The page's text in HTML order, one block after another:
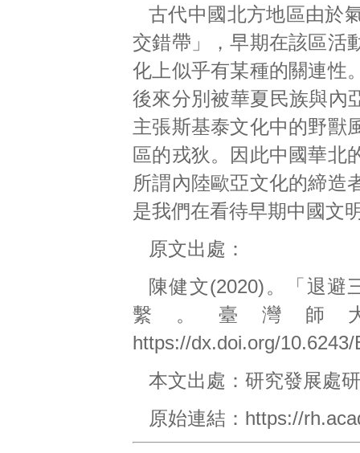
古代中國北方地區由於
交錯帶」，早期在該區活
化上似乎有某種的關連性
後來分別被華夏民族與內
主張斯基泰文化中的野獸
區的戎狄。因此中國華北
所謂內陸歐亞文化的締造
是我們在看待早期中國文
原文出處：
陳健文(2020)。「退
繫。臺灣師
https://dx.doi.org/
本文出處： 研究發展處
原始連結： https://